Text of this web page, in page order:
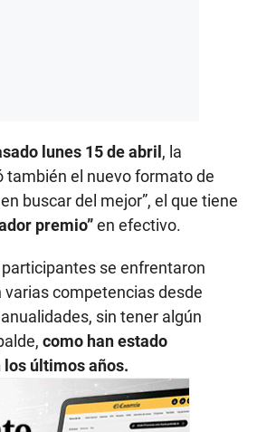
lunes 15 de abril , la
también el nuevo formato de
en buscar del mejor”, el que tiene
premio”en efectivo.
se enfrentaron
competencias desde
sin tener algún
como han estado
últimos años.